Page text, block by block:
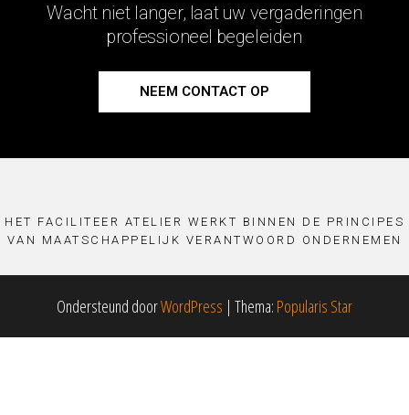
Wacht niet langer, laat uw vergaderingen
professioneel begeleiden
NEEM CONTACT OP
HET FACILITEER ATELIER WERKT BINNEN DE PRINCIPES
VAN MAATSCHAPPELIJK VERANTWOORD ONDERNEMEN
Ondersteund doorWordPress | Thema: Popularis Star